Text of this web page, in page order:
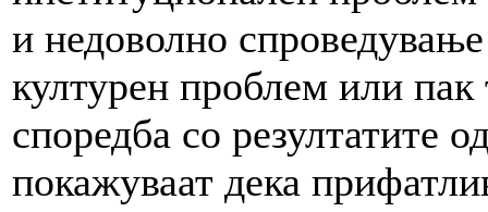
и недоволно
културен проблем или
споредба со резултатите
покажуваат дека